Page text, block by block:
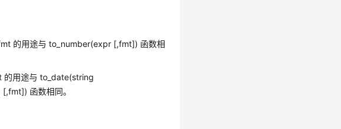
的用途与 to_number(expr [,fmt]) 函数相
用途与 to_date(string
函数相同。